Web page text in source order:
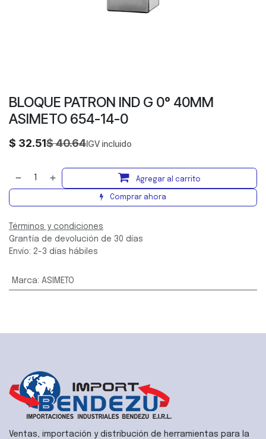
BLOQUE PATRON IND G 0° 40MM
ASIMETO 654-14-0
$ 32.51$40.64IGV incluido
Agregar al carrito
Comprar ahora
Términos y condiciones
Grantía de devolución de 30 días
Envío: 2-3 días hábiles
Marca: ASIMETO
Ventas, importación y distribución de herramientas para la